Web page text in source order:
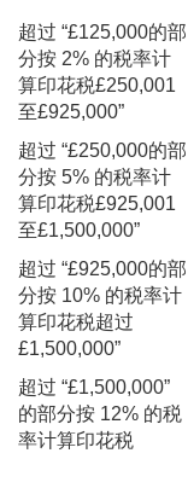
超过 “£125,000的部
分按 2% 的税率计
算印花税£250,001
至£925,000”
超过 “£250,000的部
分按 5% 的税率计
算印花税£925,001
至£1,500,000”
超过 “£925,000的部
分按 10% 的税率计
算印花税超过
£1,500,000”
超过 “£1,500,000”
的部分按 12% 的税
率计算印花税